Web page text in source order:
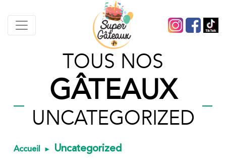
TOUS NOS
GÂTEAUX
UNCATEGORIZED
Accueil Uncategorized